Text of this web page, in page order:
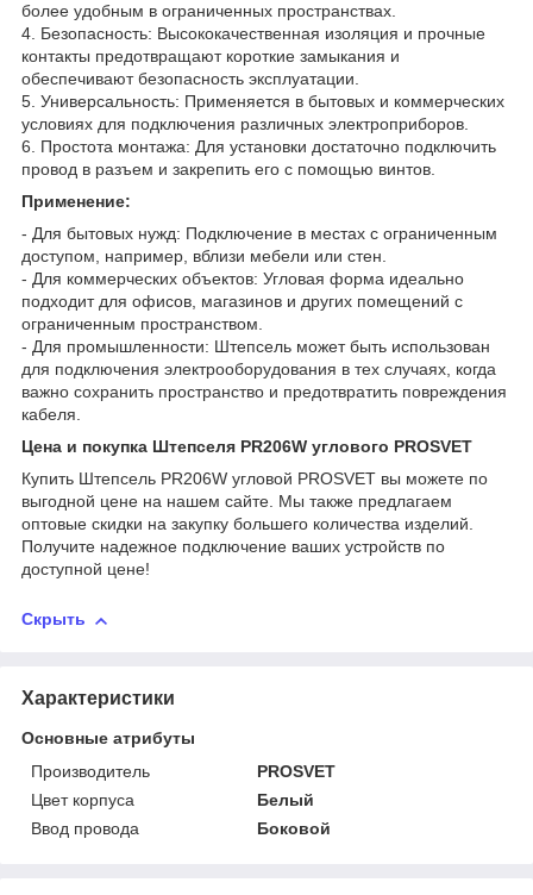
более удобным в ограниченных пространствах.
4. Безопасность: Высококачественная изоляция и прочные
контакты предотвращают короткие замыкания и
обеспечивают безопасность эксплуатации.
5. Универсальность: Применяется в бытовых и коммерческих
условиях для подключения различных электроприборов.
6. Простота монтажа: Для установки достаточно подключить
провод в разъем и закрепить его с помощью винтов.
Применение:
- Для бытовых нужд: Подключение в местах с ограниченным
доступом, например, вблизи мебели или стен.
- Для коммерческих объектов: Угловая форма идеально
подходит для офисов, магазинов и других помещений с
ограниченным пространством.
- Для промышленности: Штепсель может быть использован
для подключения электрооборудования в тех случаях, когда
важно сохранить пространство и предотвратить повреждения
кабеля.
Цена и покупка Штепселя PR206W углового PROSVET
Купить Штепсель PR206W угловой PROSVET вы можете по
выгодной цене на нашем сайте. Мы также предлагаем
оптовые скидки на закупку большего количества изделий.
Получите надежное подключение ваших устройств по
доступной цене!
Скрыть
Характеристики
Основные атрибуты
Производитель
PROSVET
Цвет корпуса
Белый
Ввод провода
Боковой